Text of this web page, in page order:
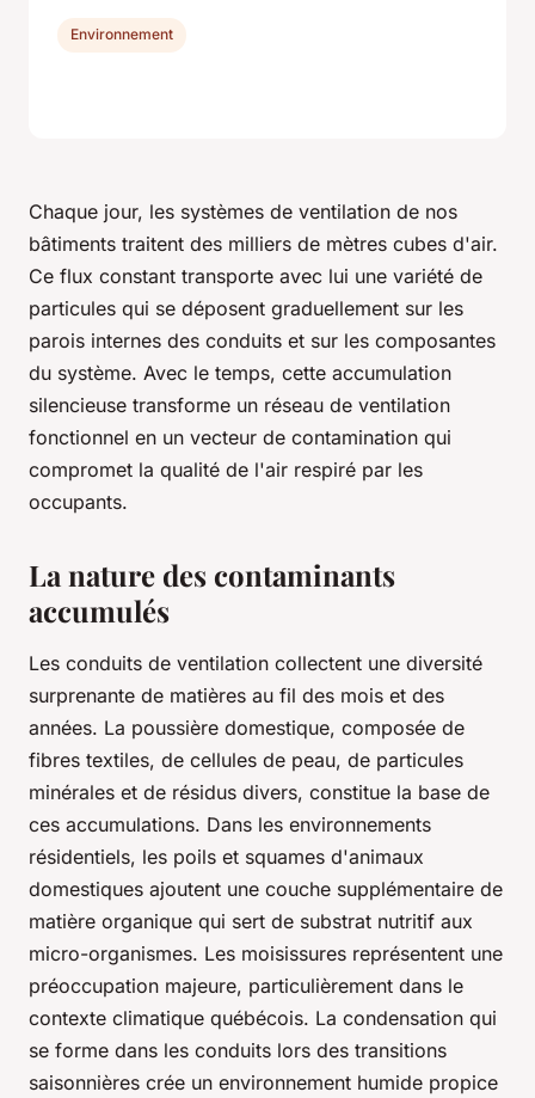
Chaque jour, les systèmes de ventilation de nos
bâtiments traitent des milliers de mètres cubes d'air.
Ce flux constant transporte avec lui une variété de
particules qui se déposent graduellement sur les
parois internes des conduits et sur les composantes
du système. Avec le temps, cette accumulation
silencieuse transforme un réseau de ventilation
fonctionnel en un vecteur de contamination qui
compromet la qualité de l'air respiré par les
occupants.
La nature des contaminants
accumulés
Les conduits de ventilation collectent une diversité
surprenante de matières au fil des mois et des
années. La poussière domestique, composée de
fibres textiles, de cellules de peau, de particules
minérales et de résidus divers, constitue la base de
ces accumulations. Dans les environnements
résidentiels, les poils et squames d'animaux
domestiques ajoutent une couche supplémentaire de
matière organique qui sert de substrat nutritif aux
micro-organismes. Les moisissures représentent une
préoccupation majeure, particulièrement dans le
contexte climatique québécois. La condensation qui
se forme dans les conduits lors des transitions
saisonnières crée un environnement humide propice
Environnement